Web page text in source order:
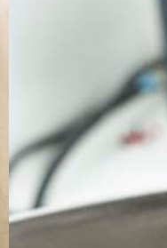
Contact
Jérémy PRUVOST